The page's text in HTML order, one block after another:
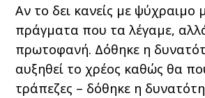
Αν το δει κανείς με ψύχραιμο
πράγματα που τα λέγαμε,
πρωτοφανή. Δόθηκε η
αυξηθεί το χρέος καθώς θα
τράπεζες – δόθηκε η